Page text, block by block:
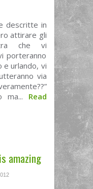
descritte in
attirare gli
che vi
porteranno
e urlando, vi
via
ma... Read
amazing